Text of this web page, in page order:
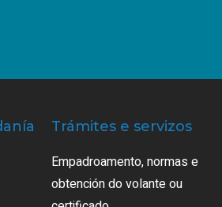
Trámites e servizos
Empadroamento, normas e
obtención do volante ou